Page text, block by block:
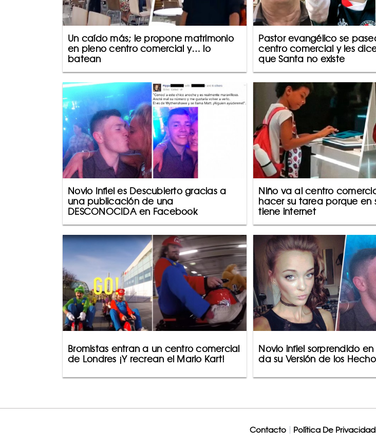
Un caído más; le propone matrimonio
en pleno centro comercial y… lo
batean
Pastor evangélico se
centro comercial y les
que Santa no existe
Novio Infiel es Descubierto gracias a
una publicación de una
DESCONOCIDA en Facebook
Niño va al centro
hacer su tarea porque en
tiene internet
Bromistas entran a un centro comercial
de Londres ¡Y recrean el Mario Kart!
Novio infiel sorprendido
da su Versión de los
Contacto Política De Privacidad